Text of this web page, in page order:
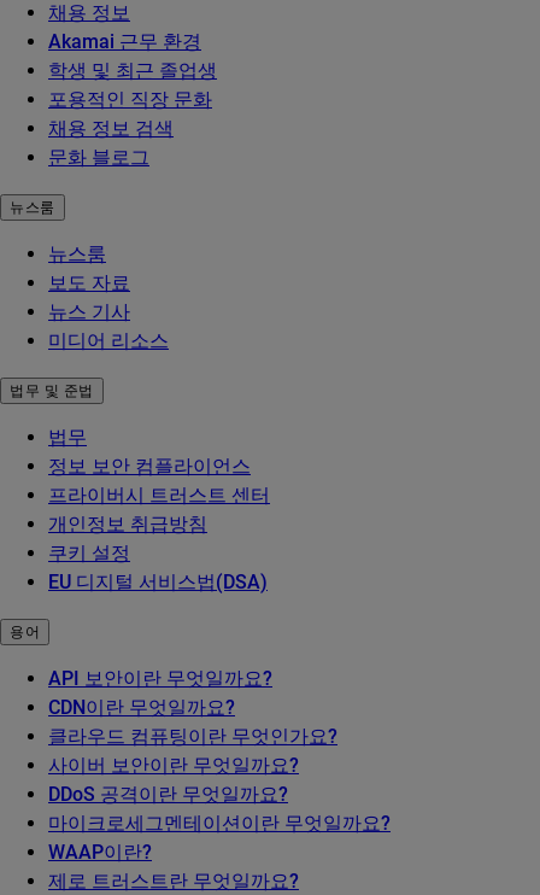
채용 정보
Akamai 근무 환경
학생 및 최근 졸업생
포용적인 직장 문화
채용 정보 검색
문화 블로그
뉴스룸
뉴스룸
보도 자료
뉴스 기사
미디어 리소스
법무 및 준법
법무
정보 보안 컴플라이언스
프라이버시 트러스트 센터
개인정보 취급방침
쿠키 설정
EU 디지털 서비스법(DSA)
용어
API 보안이란 무엇일까요?
CDN이란 무엇일까요?
클라우드 컴퓨팅이란 무엇인가요?
사이버 보안이란 무엇일까요?
DDoS 공격이란 무엇일까요?
마이크로세그멘테이션이란 무엇일까요?
WAAP이란?
제로 트러스트란 무엇일까요?